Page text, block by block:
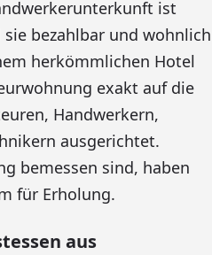
ist
bezahlbar und wohnlich
herkömmlichen Hotel
exakt auf die
Handwerkern,
ausgerichtet.
bemessen sind, haben
für Erholung.
aus